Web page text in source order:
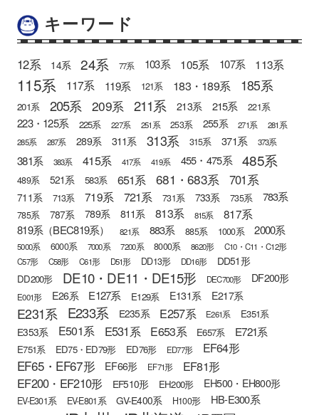
キーワード
12系 14系 24系 77系 103系 105系 107系 113系
115系 117系 119系 121系 183・189系 185系
201系 205系 209系 211系 213系 215系 221系
223・125系 225系 227系 251系 253系 255系 271系
281系
285系
287系 289系 311系 313系 315系 371系 373系
381系 383系 415系 417系 419系 455・475系 485系
489系 521系 583系 651系 681・683系 701系
711系 713系 719系 721系 731系 733系 735系 783系
785系 787系 789系 811系 813系 815系 817系
819系（BEC819系） 821系 883系 885系 1000系 2000系
5000系 6000系 7000系 7200系 8000系 8620形
C10・C11・C12形
C57形
C58形 C61形 D51形 DD13形 DD16形 DD51形
DD200形 DE10・DE11・DE15形 DEC700形 DF200形
E001形 E26系 E127系 E129系 E131系 E217系
E231系 E233系 E235系 E257系 E261系 E351系
E353系 E501系 E531系 E653系 E657系 E721系
E751系 ED75・ED79形 ED76形 ED77形 EF64形
EF65・EF67形 EF66形 EF71形
EF81形
EF200・EF210形
EF510形 EH200形 EH500・EH800形
EV-E301系 EV-E801系 GV-E400系 H100形 HB-E300系